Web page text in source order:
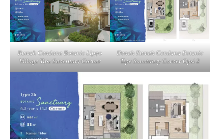
Rumah Cendana Botanic Lippo
Village Tipe Sanctuary Corner
Denah Rumah Cendana Botanic
Tipe Sanctuary Corner Opsi 2